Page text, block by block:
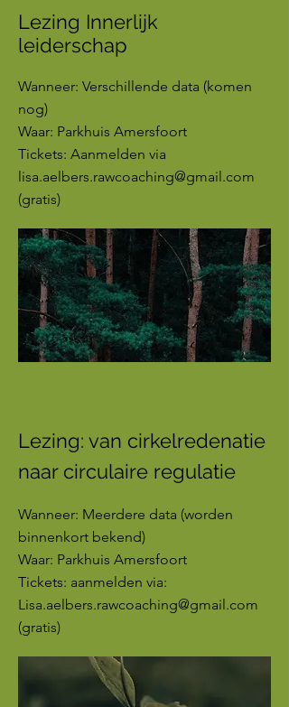
Lezing Innerlijk
leiderschap
Wanneer: Verschillende data (komen
nog)
Waar: Parkhuis Amersfoort
Tickets: Aanmelden via
lisa.aelbers.rawcoaching@gmail.com
(gratis)
Lezing: van cirkelredenatie
naar circulaire regulatie
Wanneer: Meerdere data (worden
binnenkort bekend)
Waar: Parkhuis Amersfoort
Tickets: aanmelden via:
Lisa.aelbers.rawcoaching@gmail.com
(gratis)